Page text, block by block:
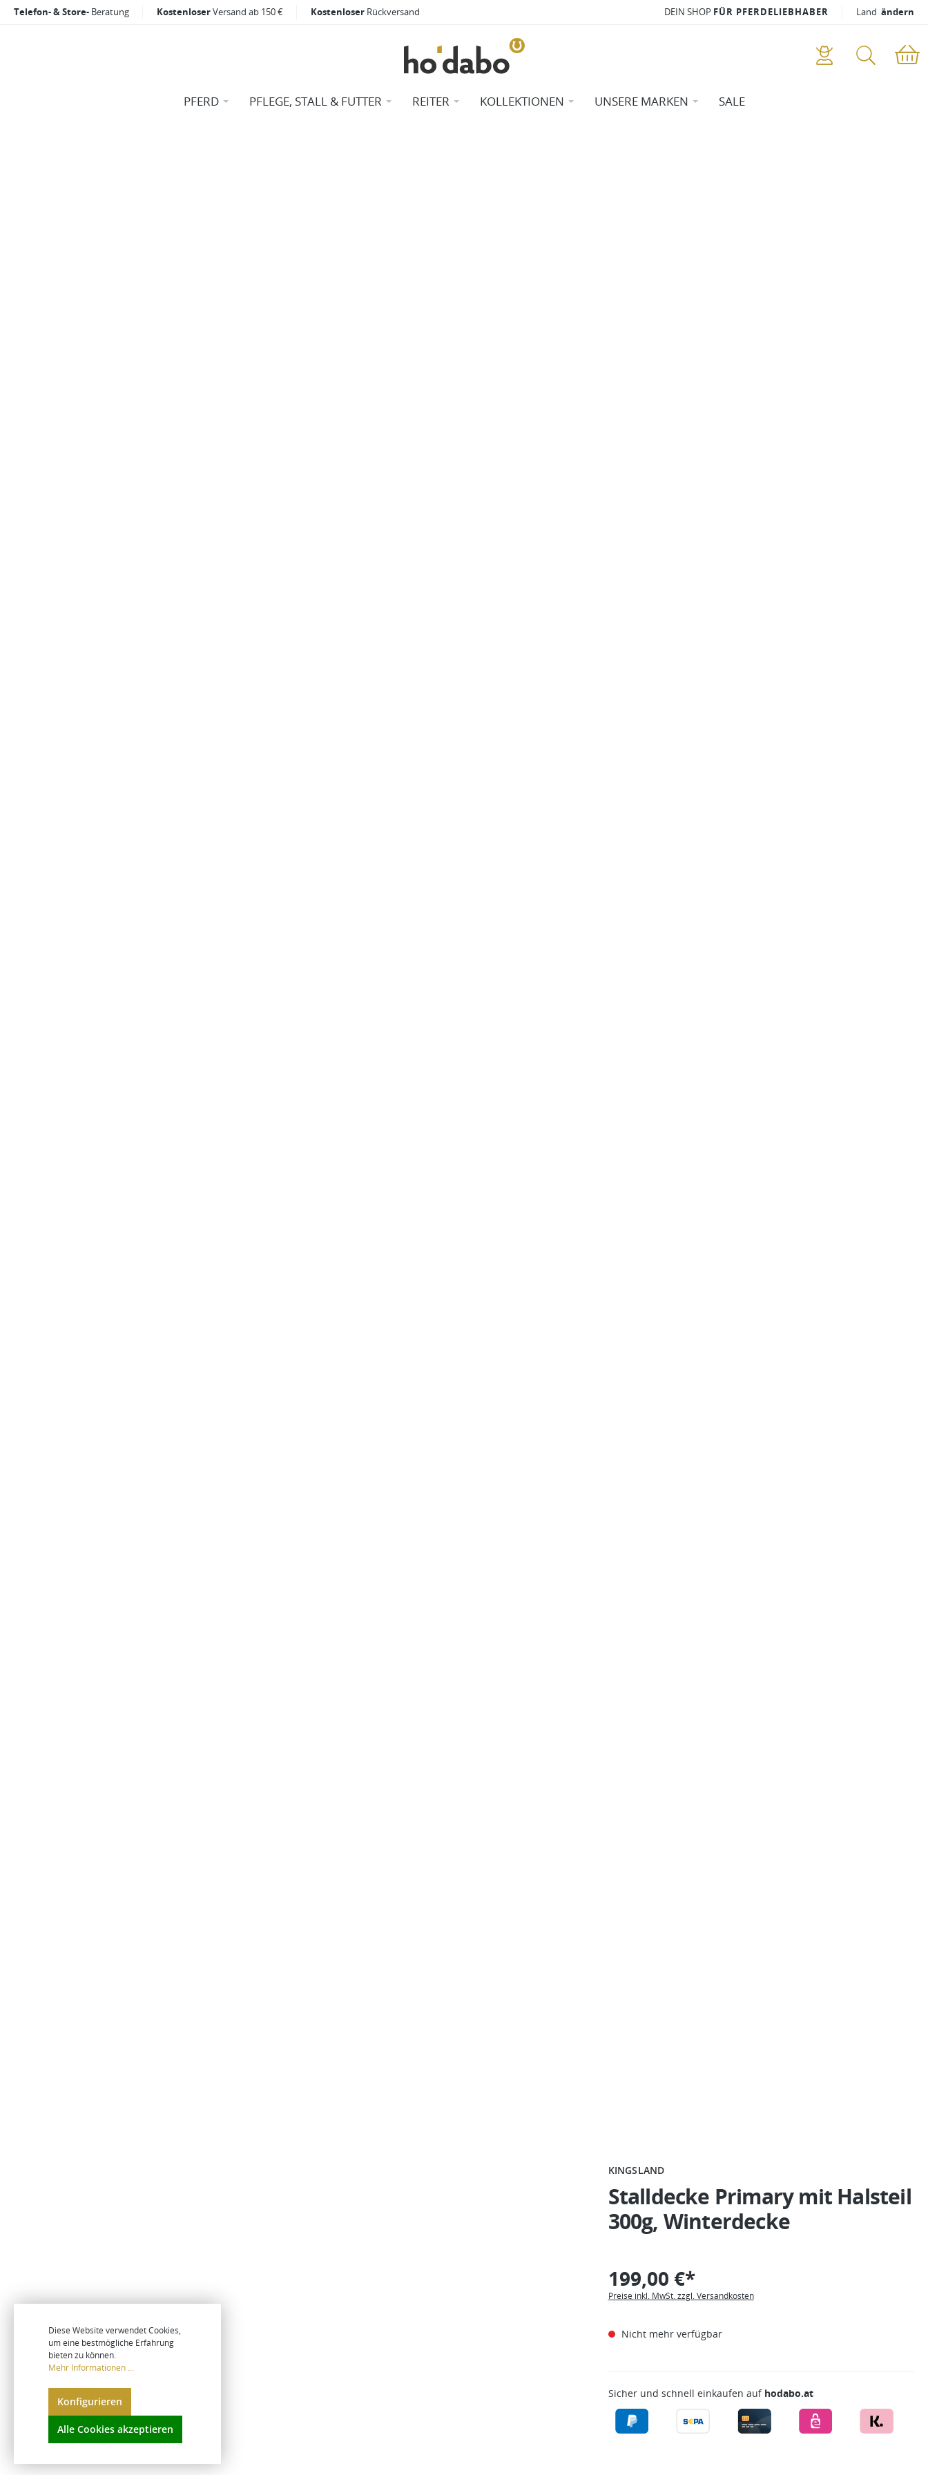
Telefon- & Store- Beratung KostenloserVersand ab 150 € Kostenloser Rückversand DEIN SHOP FÜR PFERDELIEBHABER Land ändern
PFERD PFLEGE, STALL & FUTTER REITER KOLLEKTIONEN UNSERE MARKEN SALE
KINGSLAND
Stalldecke Primary mit Halsteil
300g, Winterdecke
199,00 €*
Preise inkl. MwSt. zzgl. Versandkosten
Nicht mehr verfügbar
Sicher und schnell einkaufen auf hodabo.at
Diese Website verwendet Cookies,
um eine bestmögliche Erfahrung
bieten zu können.
Mehr Informationen ...
Konfigurieren
Alle Cookies akzeptieren